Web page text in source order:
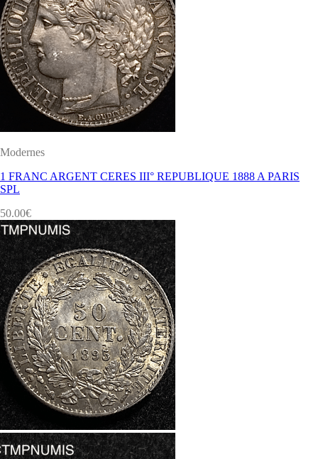
Modernes
1 FRANC ARGENT CERES III° REPUBLIQUE 1888 A PARIS
SPL
50.00€